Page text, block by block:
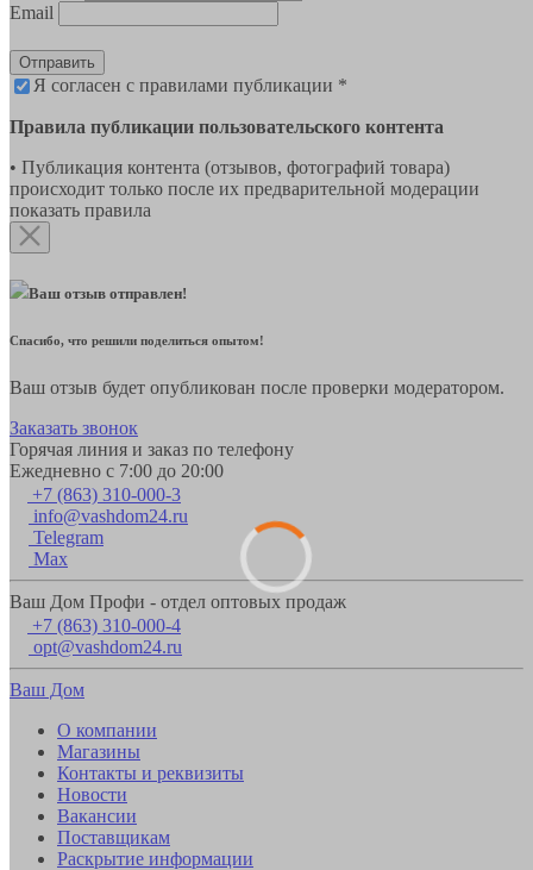
Email
Отправить
Я согласен с правилами публикации *
Правила публикации пользовательского контента
• Публикация контента (отзывов, фотографий товара)
происходит только после их предварительной модерации
показать правила
Ваш отзыв отправлен!
Спасибо, что решили поделиться опытом!
Ваш отзыв будет опубликован после проверки модератором.
Заказать звонок
Горячая линия и заказ по телефону
Ежедневно с 7:00 до 20:00
+7 (863) 310-000-3
info@vashdom24.ru
Telegram
Max
Ваш Дом Профи - отдел оптовых продаж
+7 (863) 310-000-4
opt@vashdom24.ru
Ваш Дом
О компании
Магазины
Контакты и реквизиты
Новости
Вакансии
Поставщикам
Раскрытие информации